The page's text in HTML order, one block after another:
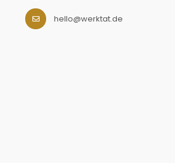
hello@werktat.de